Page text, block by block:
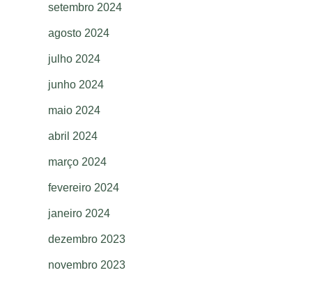
setembro 2024
agosto 2024
julho 2024
junho 2024
maio 2024
abril 2024
março 2024
fevereiro 2024
janeiro 2024
dezembro 2023
novembro 2023